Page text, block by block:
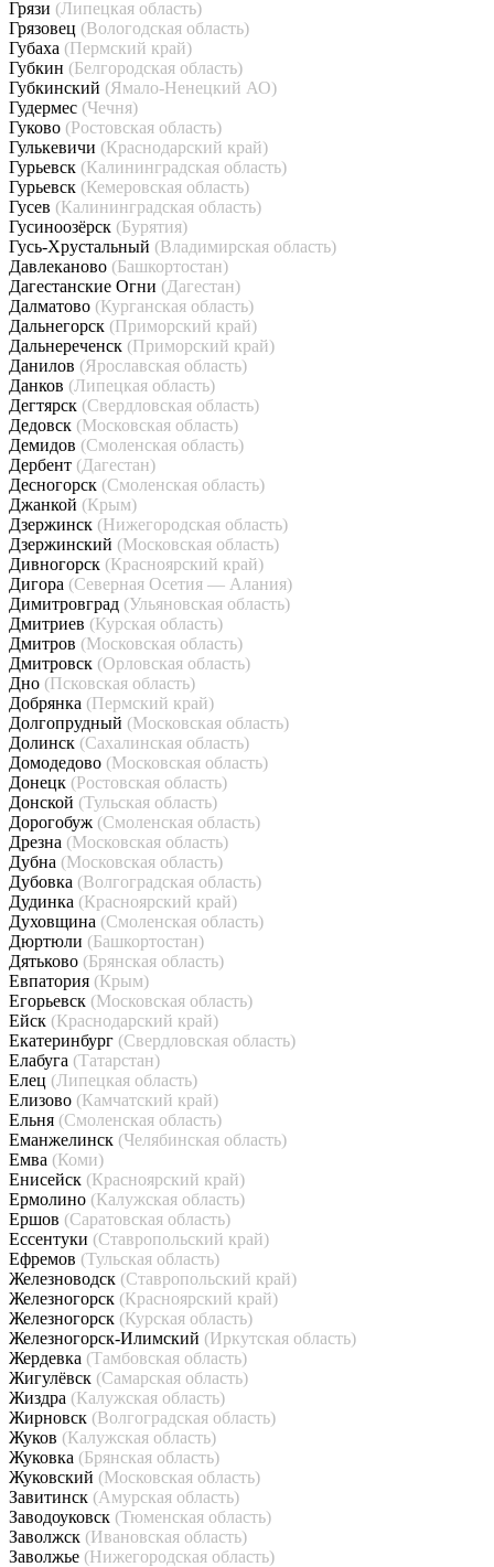
Грязи (Липецкая область)
Грязовец (Вологодская область)
Губаха (Пермский край)
Губкин (Белгородская область)
Губкинский (Ямало-Ненецкий АО)
Гудермес (Чечня)
Гуково (Ростовская область)
Гулькевичи (Краснодарский край)
Гурьевск (Калининградская область)
Гурьевск (Кемеровская область)
Гусев (Калининградская область)
Гусиноозёрск (Бурятия)
Гусь-Хрустальный (Владимирская область)
Давлеканово (Башкортостан)
Дагестанские Огни (Дагестан)
Далматово (Курганская область)
Дальнегорск (Приморский край)
Дальнереченск (Приморский край)
Данилов (Ярославская область)
Данков (Липецкая область)
Дегтярск (Свердловская область)
Дедовск (Московская область)
Демидов (Смоленская область)
Дербент (Дагестан)
Десногорск (Смоленская область)
Джанкой (Крым)
Дзержинск (Нижегородская область)
Дзержинский (Московская область)
Дивногорск (Красноярский край)
Дигора (Северная Осетия — Алания)
Димитровград (Ульяновская область)
Дмитриев (Курская область)
Дмитров (Московская область)
Дмитровск (Орловская область)
Дно (Псковская область)
Добрянка (Пермский край)
Долгопрудный (Московская область)
Долинск (Сахалинская область)
Домодедово (Московская область)
Донецк (Ростовская область)
Донской (Тульская область)
Дорогобуж (Смоленская область)
Дрезна (Московская область)
Дубна (Московская область)
Дубовка (Волгоградская область)
Дудинка (Красноярский край)
Духовщина (Смоленская область)
Дюртюли (Башкортостан)
Дятьково (Брянская область)
Евпатория (Крым)
Егорьевск (Московская область)
Ейск (Краснодарский край)
Екатеринбург (Свердловская область)
Елабуга (Татарстан)
Елец (Липецкая область)
Елизово (Камчатский край)
Ельня (Смоленская область)
Еманжелинск (Челябинская область)
Емва (Коми)
Енисейск (Красноярский край)
Ермолино (Калужская область)
Ершов (Саратовская область)
Ессентуки (Ставропольский край)
Ефремов (Тульская область)
Железноводск (Ставропольский край)
Железногорск (Красноярский край)
Железногорск (Курская область)
Железногорск-Илимский (Иркутская область)
Жердевка (Тамбовская область)
Жигулёвск (Самарская область)
Жиздра (Калужская область)
Жирновск (Волгоградская область)
Жуков (Калужская область)
Жуковка (Брянская область)
Жуковский (Московская область)
Завитинск (Амурская область)
Заводоуковск (Тюменская область)
Заволжск (Ивановская область)
Заволжье (Нижегородская область)